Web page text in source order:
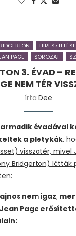
PAGE
SOROZAT
3. ÉVAD –
NEM TÉR
írta Dee
évadával
a pletykák,
visszatér, mivel
Bridgerton) látták
nem igaz,
Page